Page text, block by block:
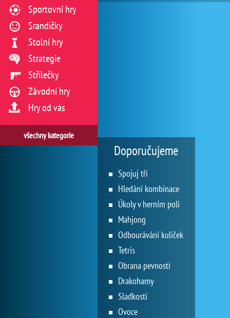
Sportovní hry
Srandičky
Stolní hry
Strategie
Střílečky
Závodní hry
Hry od vás
všechny kategorie
Doporučujeme
Spojuj tři
Hledání kombinace
Úkoly v herním poli
Mahjong
Odbourávání kuliček
Tetris
Obrana pevnosti
Drakohamy
Sladkosti
Ovoce